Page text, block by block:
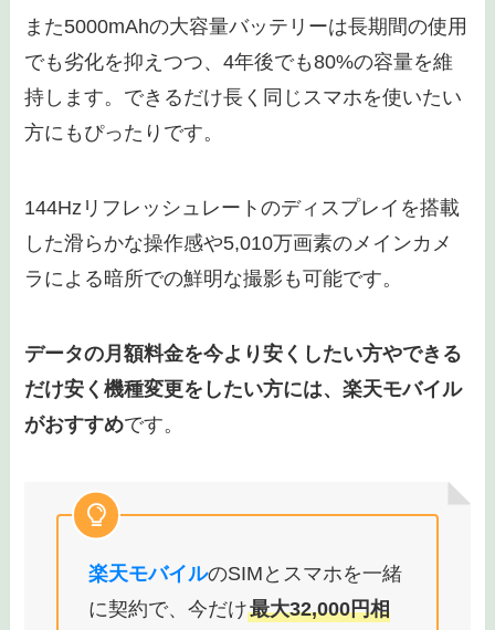
また5000mAhの大容量バッテリーは長期間の使用
でも劣化を抑えつつ、4年後でも80%の容量を維
持します。できるだけ長く同じスマホを使いたい
方にもぴったりです。
144Hzリフレッシュレートのディスプレイを搭載
した滑らかな操作感や5,010万画素のメインカメ
ラによる暗所での鮮明な撮影も可能です。
データの月額料金を今より安くしたい方やできる
だけ安く機種変更をしたい方には、楽天モバイル
がおすすめです。
楽天モバイルのSIMとスマホを一緒
に契約で、今だけ最大32,000円相